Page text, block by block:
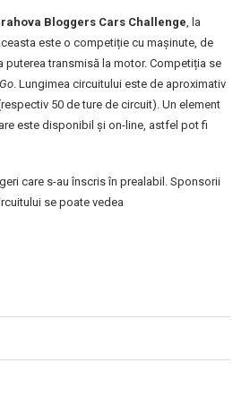
Bloggers Cars Challenge, la
este o competiție cu mașinute, de
transmisă la motor. Competiția se
. Lungimea circuitului este de aproximativ
50 de ture de circuit). Un element
este disponibil și on-line, astfel pot fi
care s-au înscris în prealabil. Sponsorii
se poate vedea